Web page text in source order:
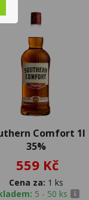
Comfort 1l
35%
559 Kč
Cena za: 1 ks
5 - 50 ks